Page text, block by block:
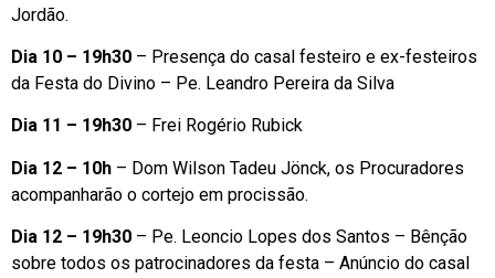
Jordão.
Dia 10 – 19h30 – Presença do casal festeiro e ex-festeiros
da Festa do Divino – Pe. Leandro Pereira da Silva
Dia 11 – 19h30 – Frei Rogério Rubick
Dia 12 – 10h – Dom Wilson Tadeu Jönck, os Procuradores
acompanharão o cortejo em procissão.
Dia 12 – 19h30 – Pe. Leoncio Lopes dos Santos – Bênção
sobre todos os patrocinadores da festa – Anúncio do casal